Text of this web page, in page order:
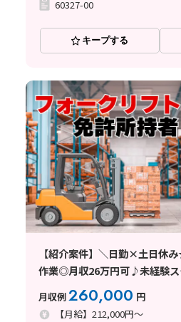
60327-00
キープする
【紹介案件】＼日勤×土日休
作業◎月収26万円可♪未経験ス
月収例260,000 円
【月給】212,000円～